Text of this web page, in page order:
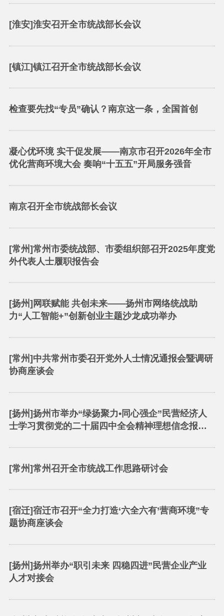
[淮安]淮安召开全市统战部长会议
[镇江]镇江召开全市统战部长会议
检查要先找“专员”确认？南京这一条，全国首创
凝心优环境 实干促发展——南京市召开2026年全市
优化营商环境大会 奏响“十五五”开局服务强音
南京召开全市统战部长会议
[常州]常州市委统战部、市委组织部召开2025年度党
外代表人士履职报告会
[扬州]网联赋能 共创未来——扬州市网络统战助
力“人工智能+”创新创业主题沙龙成功举办
[常州]中共常州市委召开党外人士情况通报会暨调研
协商座谈会
[扬州]扬州市举办“绿扬聚力•同心强企”民营经济人
士学习贯彻党的二十届四中全会精神理想信念报告
[常州]常州召开全市统战工作思路研讨会
[宿迁]宿迁市召开“全力打造‘六全六有’营商环境”专
题协商座谈会
[扬州]扬州举办“职引未来 四稳四进”民营企业产业
人才对接会